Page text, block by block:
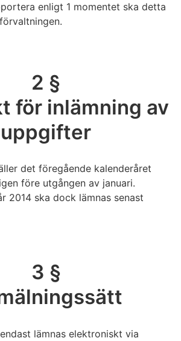
enligt 1 momentet ska detta
2 §
för inlämning av
uppgifter
det föregående kalenderåret
före utgången av januari.
2014 ska dock lämnas senast
3 §
lämnas elektroniskt via